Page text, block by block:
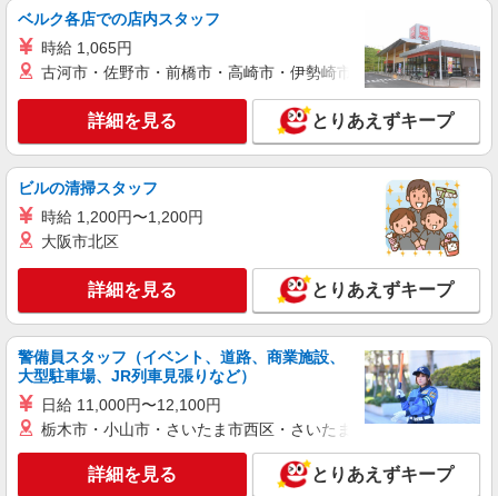
アルバイト
岩座 アクアシティお台場店
時給1,270円〜 ※試用期間3ヶ月（同給与） ★
岩座 アクアシティお台場店 東京都港区台場
1-7-1 アクアシティお台場 西3階
詳細を見る
アルバイト パート
ハワイアン雑貨・衣料・アクセサリー販売スタ
ッフ
時給1,270円〜 ※試用期間3ヶ月（同給与） ★
昇給有
カヒコ アクアシティお台場店 東京都港区台
場1-7-1 アクアシティお台場 3F東
キープ 詳細を見る
ベルク各店での店内スタッフ
時給 1,065円
古河市・佐野市・前橋市・高崎市・伊勢崎市・太田市・館林市
詳細を見る とりあえずキープ
ビルの清掃スタッフ
時給 1,200円〜1,200円
大阪市北区
詳細を見る とりあえずキープ
警備員スタッフ（イベント、道路、商業施設、
大型駐車場、JR列車見張りなど）
日給 11,000円〜12,100円
栃木市・小山市・さいたま市西区・さいたま市岩槻区・久喜市・
詳細を見る とりあえずキープ